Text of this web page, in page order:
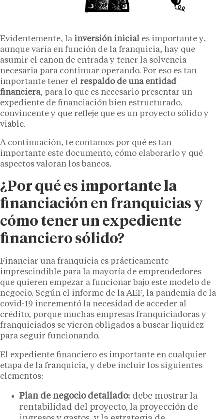
Evidentemente, la inversión inicial es importante y,
aunque varía en función de la franquicia, hay que
asumir el canon de entrada y tener la solvencia
necesaria para continuar operando. Por eso es tan
importante tener el respaldo de una entidad
financiera, para lo que es necesario presentar un
expediente de financiación bien estructurado,
convincente y que refleje que es un proyecto sólido y
viable.
A continuación, te contamos por qué es tan
importante este documento, cómo elaborarlo y qué
aspectos valoran los bancos.
¿Por qué es importante la
financiación en franquicias y
cómo tener un expediente
financiero sólido?
Financiar una franquicia es prácticamente
imprescindible para la mayoría de emprendedores
que quieren empezar a funcionar bajo este modelo de
negocio. Según el informe de la AEF, la pandemia de la
covid-19 incrementó la necesidad de acceder al
crédito, porque muchas empresas franquiciadoras y
franquiciados se vieron obligados a buscar liquidez
para seguir funcionando.
El expediente financiero es importante en cualquier
etapa de la franquicia, y debe incluir los siguientes
elementos:
Plan de negocio detallado: debe mostrar la
rentabilidad del proyecto, la proyección de